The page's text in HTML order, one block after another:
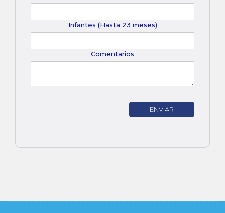
Infantes (Hasta 23 meses)
Comentarios
ENVIAR